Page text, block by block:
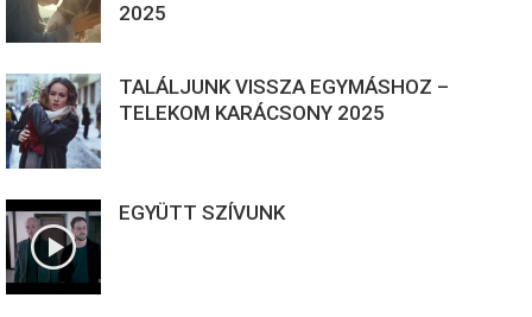
2025
TALÁLJUNK VISSZA EGYMÁSHOZ –
TELEKOM KARÁCSONY 2025
EGYÜTT SZÍVUNK